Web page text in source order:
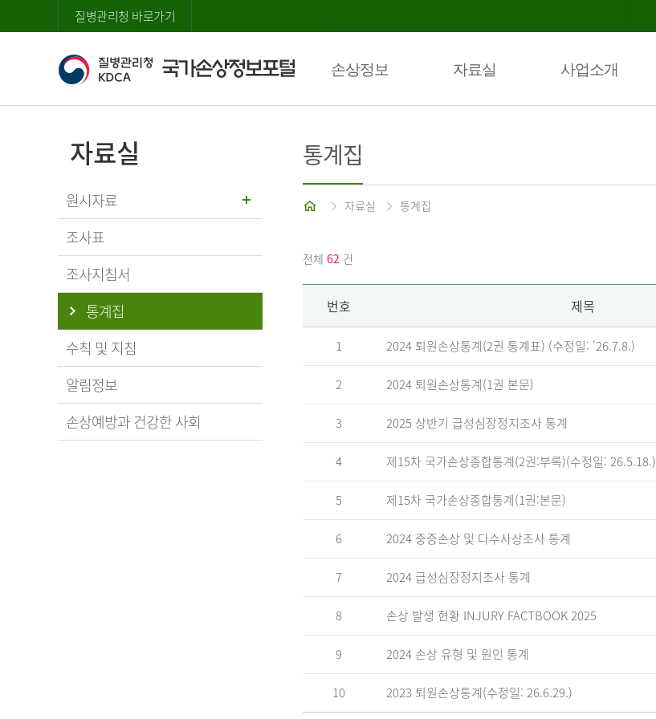
질병관리청 바로가기
손상정보 자료실 사업소개
자료실
원시자료
조사표
조사지침서
통계집
수칙 및 지침
알림정보
손상예방과 건강한 사회
통계집
홈 자료실 통계집
전체 62 건
번호 제목
1 2024 퇴원손상통계(2권 통계표) (수정일: '26.7.8.)
2 2024 퇴원손상통계(1권 본문)
3 2025 상반기 급성심장정지조사 통계
4 제15차 국가손상종합통계(2권:부록)(수정일: 26.5.18.)
5 제15차 국가손상종합통계(1권:본문)
6 2024 중증손상 및 다수사상조사 통계
7 2024 급성심장정지조사 통계
8 손상 발생 현황 INJURY FACTBOOK 2025
9 2024 손상 유형 및 원인 통계
10 2023 퇴원손상통계(수정일: 26.6.29.)